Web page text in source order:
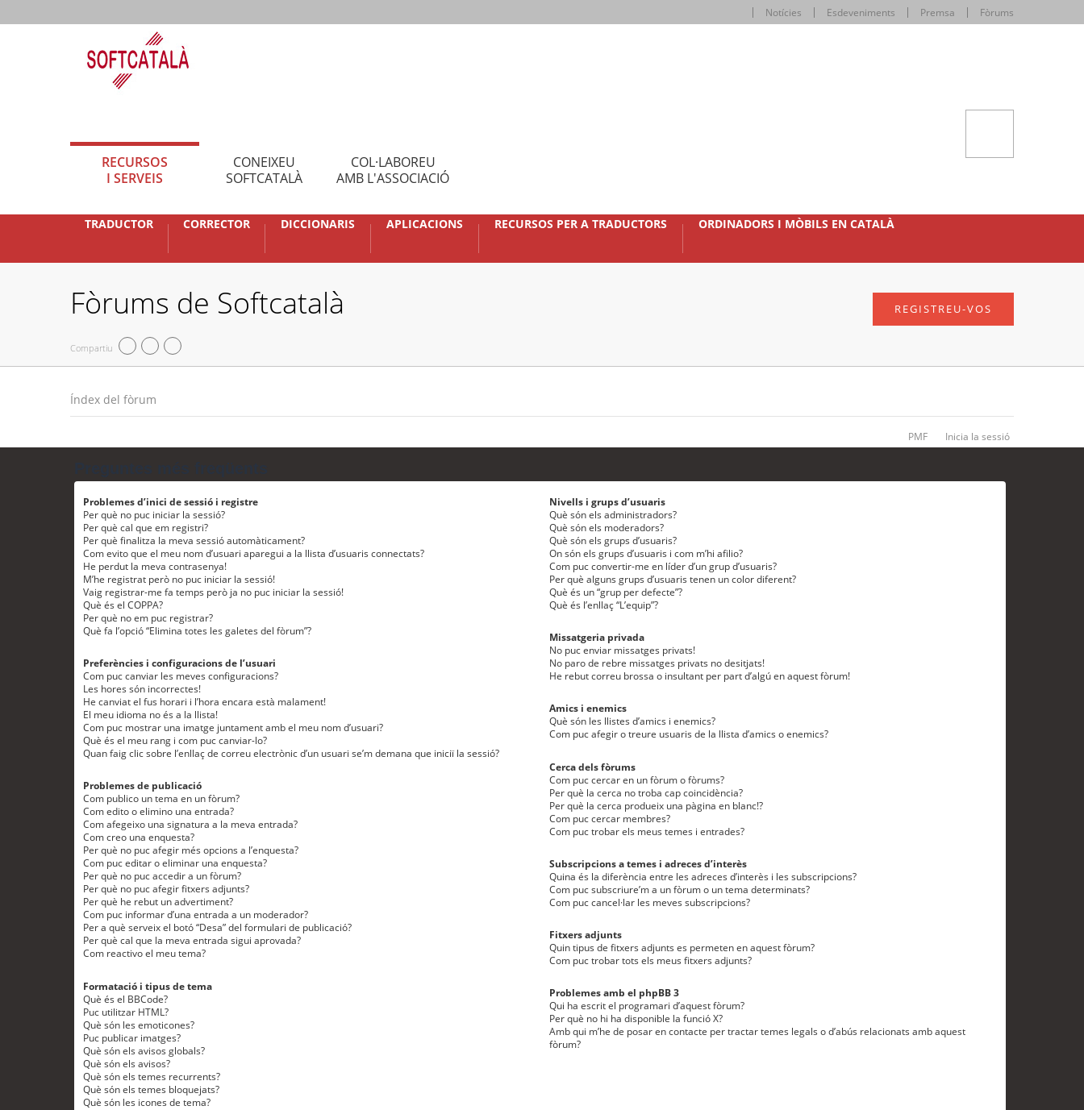
Notícies Esdeveniments Premsa Fòrums
RECURSOS
I SERVEIS
CONEIXEU
SOFTCATALÀ
COL·LABOREU
AMB L'ASSOCIACIÓ
TRADUCTOR CORRECTOR DICCIONARIS APLICACIONS RECURSOS PER A TRADUCTORS ORDINADORS I MÒBILS EN CATALÀ
Fòrums de Softcatalà
Compartiu
REGISTREU-VOS
Índex del fòrum
PMF Inicia la sessió
Problemes d’inici de sessió i registre
Per què no puc iniciar la sessió?
Per què cal que em registri?
Per què finalitza la meva sessió automàticament?
Com evito que el meu nom d’usuari aparegui a la llista d’usuaris connectats?
He perdut la meva contrasenya!
M’he registrat però no puc iniciar la sessió!
Vaig registrar-me fa temps però ja no puc iniciar la sessió!
Què és el COPPA?
Per què no em puc registrar?
Què fa l’opció “Elimina totes les galetes del fòrum”?
Preferències i configuracions de l’usuari
Com puc canviar les meves configuracions?
Les hores són incorrectes!
He canviat el fus horari i l’hora encara està malament!
El meu idioma no és a la llista!
Com puc mostrar una imatge juntament amb el meu nom d’usuari?
Què és el meu rang i com puc canviar-lo?
Quan faig clic sobre l’enllaç de correu electrònic d’un usuari se’m demana que iniciï la sessió?
Problemes de publicació
Com publico un tema en un fòrum?
Com edito o elimino una entrada?
Com afegeixo una signatura a la meva entrada?
Com creo una enquesta?
Per què no puc afegir més opcions a l’enquesta?
Com puc editar o eliminar una enquesta?
Per què no puc accedir a un fòrum?
Per què no puc afegir fitxers adjunts?
Per què he rebut un advertiment?
Com puc informar d’una entrada a un moderador?
Per a què serveix el botó “Desa” del formulari de publicació?
Per què cal que la meva entrada sigui aprovada?
Com reactivo el meu tema?
Formatació i tipus de tema
Què és el BBCode?
Puc utilitzar HTML?
Què són les emoticones?
Puc publicar imatges?
Què són els avisos globals?
Què són els avisos?
Què són els temes recurrents?
Què són els temes bloquejats?
Què són les icones de tema?
Nivells i grups d’usuaris
Què són els administradors?
Què són els moderadors?
Què són els grups d’usuaris?
On són els grups d’usuaris i com m’hi afilio?
Com puc convertir-me en líder d’un grup d’usuaris?
Per què alguns grups d’usuaris tenen un color diferent?
Què és un “grup per defecte”?
Què és l’enllaç “L’equip”?
Missatgeria privada
No puc enviar missatges privats!
No paro de rebre missatges privats no desitjats!
He rebut correu brossa o insultant per part d’algú en aquest fòrum!
Amics i enemics
Què són les llistes d’amics i enemics?
Com puc afegir o treure usuaris de la llista d’amics o enemics?
Cerca dels fòrums
Com puc cercar en un fòrum o fòrums?
Per què la cerca no troba cap coincidència?
Per què la cerca produeix una pàgina en blanc!?
Com puc cercar membres?
Com puc trobar els meus temes i entrades?
Subscripcions a temes i adreces d’interès
Quina és la diferència entre les adreces d’interès i les subscripcions?
Com puc subscriure’m a un fòrum o un tema determinats?
Com puc cancel·lar les meves subscripcions?
Fitxers adjunts
Quin tipus de fitxers adjunts es permeten en aquest fòrum?
Com puc trobar tots els meus fitxers adjunts?
Problemes amb el phpBB 3
Qui ha escrit el programari d’aquest fòrum?
Per què no hi ha disponible la funció X?
Amb qui m’he de posar en contacte per tractar temes legals o d’abús relacionats amb aquest
fòrum?